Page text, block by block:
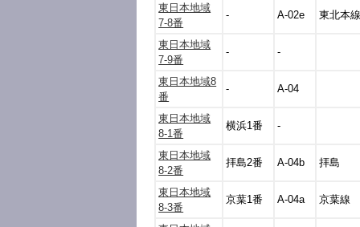
東日本地域
7-8番
- A-02e 東北本
東日本地域
7-9番
- -
東日本地域8
番
- A-04
東日本地域
8-1番
横浜1番 -
東日本地域
8-2番
拝島2番 A-04b 拝島
東日本地域
8-3番
京葉1番 A-04a 京葉線